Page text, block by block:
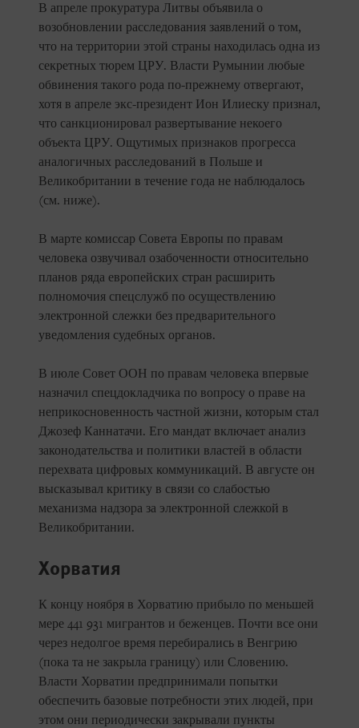
В апреле прокуратура Литвы объявила о
возобновлении расследования заявлений о том,
что на территории этой страны находилась одна из
секретных тюрем ЦРУ. Власти Румынии любые
обвинения такого рода по-прежнему отвергают,
хотя в апреле экс-президент Ион Илиеску признал,
что санкционировал развертывание некоего
объекта ЦРУ. Ощутимых признаков прогресса
аналогичных расследований в Польше и
Великобритании в течение года не наблюдалось
(см. ниже).
В марте комиссар Совета Европы по правам
человека озвучивал озабоченности относительно
планов ряда европейских стран расширить
полномочия спецслужб по осуществлению
электронной слежки без предварительного
уведомления судебных органов.
В июле Совет ООН по правам человека впервые
назначил спецдокладчика по вопросу о праве на
неприкосновенность частной жизни, которым стал
Джозеф Каннатачи. Его мандат включает анализ
законодательства и политики властей в области
перехвата цифровых коммуникаций. В августе он
высказывал критику в связи со слабостью
механизма надзора за электронной слежкой в
Великобритании.
Хорватия
К концу ноября в Хорватию прибыло по меньшей
мере 441 931 мигрантов и беженцев. Почти все они
через недолгое время перебирались в Венгрию
(пока та не закрыла границу) или Словению.
Власти Хорватии предпринимали попытки
обеспечить базовые потребности этих людей, при
этом они периодически закрывали пункты